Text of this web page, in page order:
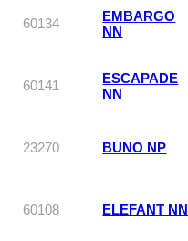
60134
EMBARGO
NN
60141
ESCAPADE
NN
23270 BUNO NP
60108 ELEFANT NN